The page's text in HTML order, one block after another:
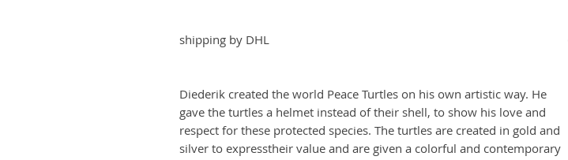
shipping by DHL
Diederik created the world Peace Turtles on his own artistic way. He
gave the turtles a helmet instead of their shell, to show his love and
respect for these protected species. The turtles are created in gold and
silver to expresstheir value and are given a colorful and contemporary